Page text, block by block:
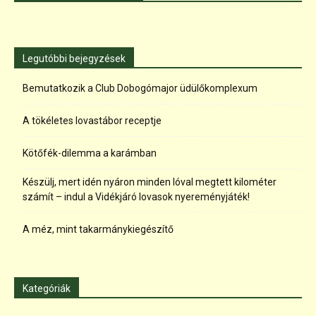
Legutóbbi bejegyzések
Bemutatkozik a Club Dobogómajor üdülőkomplexum
A tökéletes lovastábor receptje
Kötőfék-dilemma a karámban
Készülj, mert idén nyáron minden lóval megtett kilométer
számít – indul a Vidékjáró lovasok nyereményjáték!
A méz, mint takarmánykiegészítő
Kategóriák